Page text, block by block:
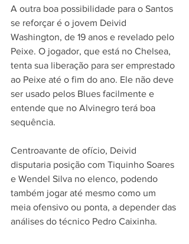
A outra boa possibilidade para o Santos
se reforçar é o jovem Deivid
Washington, de 19 anos e revelado pelo
Peixe. O jogador, que está no Chelsea,
tenta sua liberação para ser emprestado
ao Peixe até o fim do ano. Ele não deve
ser usado pelos Blues facilmente e
entende que no Alvinegro terá boa
sequência.
Centroavante de ofício, Deivid
disputaria posição com Tiquinho Soares
e Wendel Silva no elenco, podendo
também jogar até mesmo como um
meia ofensivo ou ponta, a depender das
análises do técnico Pedro Caixinha.